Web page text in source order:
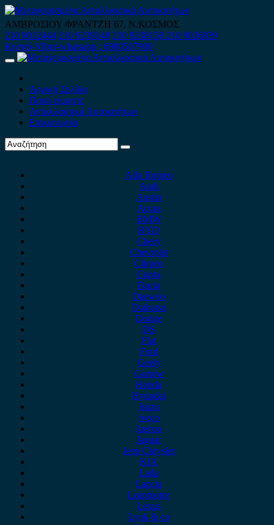
Skip
to
content
ΑΜΒΡΟΣΙΟΥ ΦΡΑΝΤΖΗ 67, Ν.ΚΟΣΜΟΣ
210 9012444 210 9239148 210 9238158 210 9026839
Κινητό-Viber-whatsapp : 6980507900
Primary
Αρχική Σελίδα
Ποιοί είμαστε
Ανταλλακτικά Αυτοκινήτων
Επικοινωνία
Alfa Romeo
Audi
Austin
Acura
BMW
BYD
Chery
Chevrolet
Citroen
Cupra
Dacia
Daewoo
Daihatsu
Dodge
DS
Fiat
Ford
Geely
Gonow
Honda
Hyundai
Isuzu
iveco
Jaecoo
Jaguar
Jeep Chrysler
KIA
Lada
Lancia
Leapmotor
Lexus
Lynk & co